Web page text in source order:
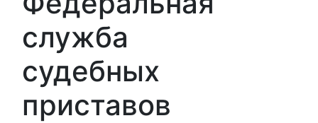
служба
судебных
приставов